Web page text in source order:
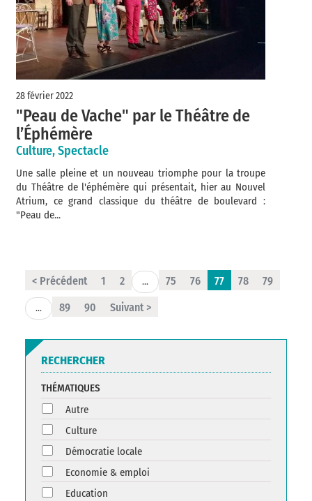
28 février 2022
"Peau de Vache" par le Théâtre de
l’Éphémère
Culture, Spectacle
Une salle pleine et un nouveau triomphe pour la troupe
du Théâtre de l'éphémère qui présentait, hier au Nouvel
Atrium, ce grand classique du théâtre de boulevard :
"Peau de...
< Précédent 1 2 ... 75 76 77 78 79
... 89 90 Suivant >
RECHERCHER
THÉMATIQUES
Autre
Culture
Démocratie locale
Economie & emploi
Education